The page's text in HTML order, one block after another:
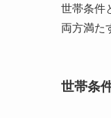
世帯条件
両方満た
世帯条